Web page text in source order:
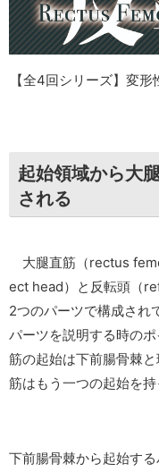
【全4回シリーズ】変
起始領域から大
される
大腿直筋（rectus
ect head）と反転頭（
2つのパーツで構成され
パーツを説明する時の
筋の起始は下前腸骨棘
筋はもう一つの起始を
下前腸骨棘から起始す